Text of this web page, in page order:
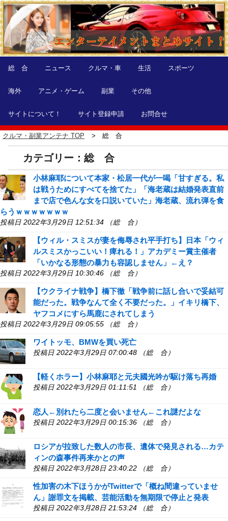
総 合 ニュース クルマ・車 生活 スポーツ
海外 アニメ・ゲーム 副業 その他
サイトについて！ サイト登録申請 お問合せ
クルマ・副業アンテナ TOP 総 合
カテゴリー：総 合
小林麻耶について本家・松居一代が一喝「甘すぎる。私
は戦うためにすべてを捨てた」「海老蔵は結婚発表直前
まで店で色んな女を口説いていた」海老蔵、流れ弾を食
らうｗｗｗｗｗｗｗ
投稿日 2022年3月29日 12:51:34 （総 合）
【ウィル・スミスが妻を侮辱され平手打ち】日本「ウィ
ルスミスかっこいい！痺れる！」アカデミー賞主催者
「いかなる形態の暴力も容認しません」←え？
投稿日 2022年3月29日 10:30:46 （総 合）
【ウクライナ戦争】橋下徹「戦争前に話し合いで妥結可
能だった。戦争なんて全く不要だった。」イキリ橋下、
ヤフコメにすら馬鹿にされてしまう
投稿日 2022年3月29日 09:05:55 （総 合）
ワイトッモ、BMWを買い死亡
投稿日 2022年3月29日 07:00:48 （総 合）
【軽くホラー】小林麻耶と元夫國光吟が駆け落ち再婚
投稿日 2022年3月29日 01:11:51 （総 合）
恋人←別れたら二度と会いません←これ謎だよな
投稿日 2022年3月29日 00:15:36 （総 合）
ロシアが拉致した数人の市長、遺体で発見される…カテ
ィンの森事件再来かとの声
投稿日 2022年3月28日 23:40:22 （総 合）
性加害の木下ほうかがTwitterで「概ね間違っていませ
ん」謝罪文を掲載、芸能活動を無期限で停止と発表
投稿日 2022年3月28日 21:53:24 （総 合）